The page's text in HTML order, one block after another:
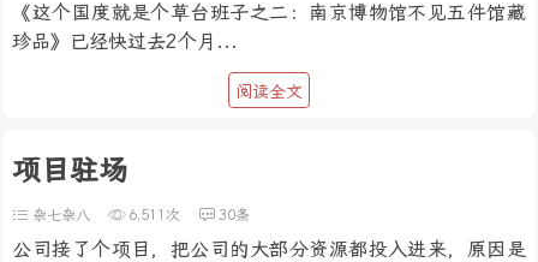
《这个国度就是个草台班子之二：南京博物馆不见五件馆藏
珍品》已经快过去2个月...
阅读全文
项目驻场
杂七杂八 6,511次 30条
公司接了个项目，把公司的大部分资源都投入进来，原因是